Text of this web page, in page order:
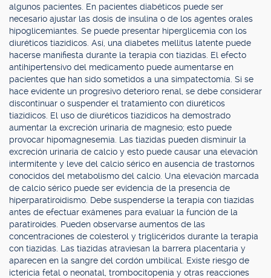
algunos pacientes. En pacientes diabéticos puede ser
necesario ajustar las dosis de insulina o de los agentes orales
hipoglicemiantes. Se puede presentar hiperglicemia con los
diuréticos tiazídicos. Así, una diabetes mellitus latente puede
hacerse manifiesta durante la terapia con tiazidas. El efecto
antihipertensivo del medicamento puede aumentarse en
pacientes que han sido sometidos a una simpatectomía. Si se
hace evidente un progresivo deterioro renal, se debe considerar
discontinuar o suspender el tratamiento con diuréticos
tiazídicos. El uso de diuréticos tiazídicos ha demostrado
aumentar la excreción urinaria de magnesio; esto puede
provocar hipomagnesemia. Las tiazidas pueden disminuir la
excreción urinaria de calcio y esto puede causar una elevación
intermitente y leve del calcio sérico en ausencia de trastornos
conocidos del metabolismo del calcio. Una elevación marcada
de calcio sérico puede ser evidencia de la presencia de
hiperparatiroidismo. Debe suspenderse la terapia con tiazidas
antes de efectuar exámenes para evaluar la función de la
paratiroides. Pueden observarse aumentos de las
concentraciones de colesterol y triglicéridos durante la terapia
con tiazidas. Las tiazidas atraviesan la barrera placentaria y
aparecen en la sangre del cordón umbilical. Existe riesgo de
ictericia fetal o neonatal, trombocitopenia y otras reacciones